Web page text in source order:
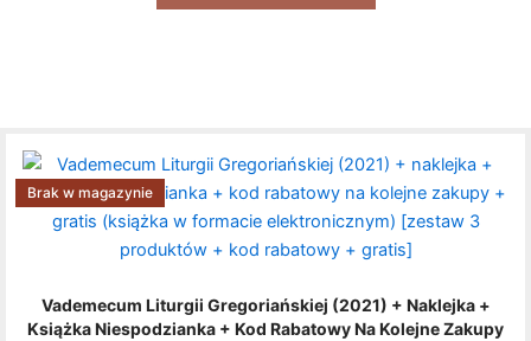
Vademecum Liturgii Gregoriańskiej (2021) + Naklejka +
Książka Niespodzianka + Kod Rabatowy Na Kolejne Zakupy
Brak w magazynie